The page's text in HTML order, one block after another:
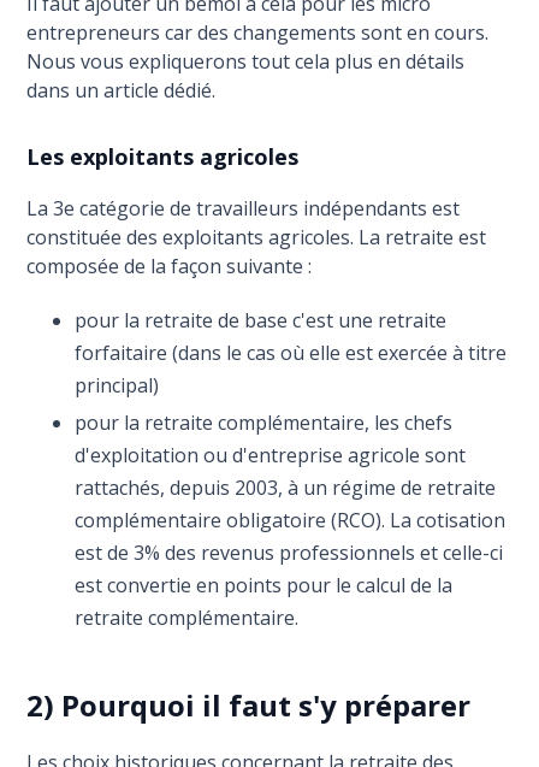
entrepreneurs car des changements sont en cours.
Nous vous expliquerons tout cela plus en détails
dans un article dédié.
Les exploitants agricoles
La 3e catégorie de travailleurs indépendants est
constituée des exploitants agricoles. La retraite est
composée de la façon suivante :
pour la retraite de base c'est une retraite
forfaitaire (dans le cas où elle est exercée à titre
principal)
pour la retraite complémentaire, les chefs
d'exploitation ou d'entreprise agricole sont
rattachés, depuis 2003, à un régime de retraite
complémentaire obligatoire (RCO). La cotisation
est de 3% des revenus professionnels et celle-ci
est convertie en points pour le calcul de la
retraite complémentaire.
2) Pourquoi il faut s'y préparer